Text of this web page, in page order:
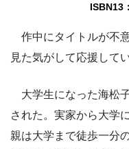
ISBN13
作中にタイトルが不
見た気がして応援して
大学生になった海松
された。実家から大学
親は大学まで徒歩一分